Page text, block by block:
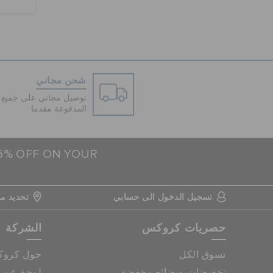
شحن مجاني
توصيل مجاني على جميع
المدفوعة مقدما
OFF ON YOUR
تسجيل الدخول الى حسابي تحديد
حصريات كروكس
تسوق الكل
الشركة
حول